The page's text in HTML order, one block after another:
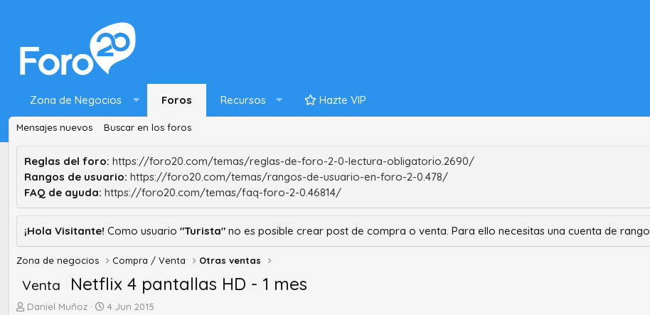
Zona de Negocios Foros Recursos Hazte VIP
Mensajes nuevos Buscar en los foros
Reglas del foro: https://foro20.com/temas/reglas-de-foro-2-0-lectura-obligatorio.2690/
Rangos de usuario: https://foro20.com/temas/rangos-de-usuario-en-foro-2-0.478/
FAQ de ayuda: https://foro20.com/temas/faq-foro-2-0.46814/
¡Hola Visitante! Como usuario "Turista" no es posible crear post de compra o venta. Para ello necesitas una cuenta de rango
Zona de negocios Compra / Venta Otras ventas
Venta Netflix 4 pantallas HD - 1 mes
A
Daniel Muñoz
F
4 Jun 2015